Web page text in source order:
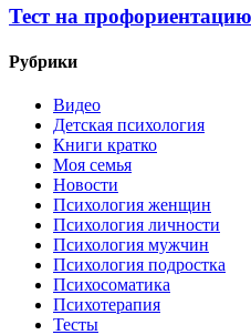
Тест на профориентацию
Рубрики
Видео
Детская психология
Книги кратко
Моя семья
Новости
Психология женщин
Психология личности
Психология мужчин
Психология подростка
Психосоматика
Психотерапия
Тесты